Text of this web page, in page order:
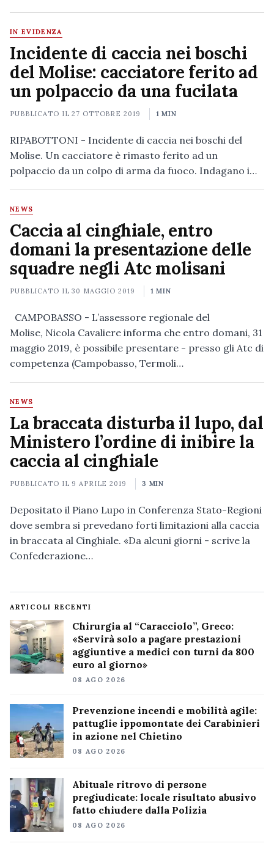
IN EVIDENZA
Incidente di caccia nei boschi
del Molise: cacciatore ferito ad
un polpaccio da una fucilata
PUBBLICATO IL27 OTTOBRE 2019 1 MIN
RIPABOTTONI - Incidente di caccia nei boschi del
Molise. Un cacciatore è rimasto ferito ad un
polpaccio da un colpo di arma da fuoco. Indagano i…
NEWS
Caccia al cinghiale, entro
domani la presentazione delle
squadre negli Atc molisani
PUBBLICATO IL30 MAGGIO 2019 1 MIN
CAMPOBASSO - L’assessore regionale del
Molise, Nicola Cavaliere informa che entro domani, 31
maggio 2019, è possibile presentare - presso gli Atc di
competenza (Campobasso, Termoli…
NEWS
La braccata disturba il lupo, dal
Ministero l’ordine di inibire la
caccia al cinghiale
PUBBLICATO IL 9 APRILE 2019 3 MIN
Depositato il Piano Lupo in Conferenza Stato-Regioni
dove sembra si prevedano forti limitazioni alla caccia
in braccata al Cinghiale. «Da alcuni giorni - scrive la
Confederazione…
ARTICOLI RECENTI
Chirurgia al “Caracciolo”, Greco:
«Servirà solo a pagare prestazioni
aggiuntive a medici con turni da 800
euro al giorno»
08 AGO 2026
Prevenzione incendi e mobilità agile:
pattuglie ippomontate dei Carabinieri
in azione nel Chietino
08 AGO 2026
Abituale ritrovo di persone
pregiudicate: locale risultato abusivo
fatto chiudere dalla Polizia
08 AGO 2026